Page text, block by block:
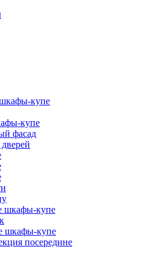
купе
купе
фасад
шкафы-купе
шкафы-купе
посередине